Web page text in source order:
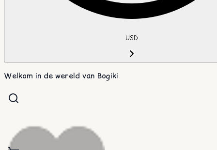
USD
Welkom in de wereld van Bogiki